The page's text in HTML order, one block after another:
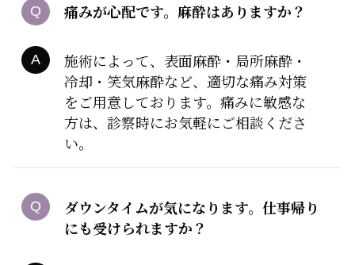
痛みが心配です。麻酔はありますか？
施術によって、表面麻酔・局所麻酔・
冷却・笑気麻酔など、適切な痛み対策
をご用意しております。痛みに敏感な
方は、診察時にお気軽にご相談くださ
い。
ダウンタイムが気になります。仕事帰り
にも受けられますか？